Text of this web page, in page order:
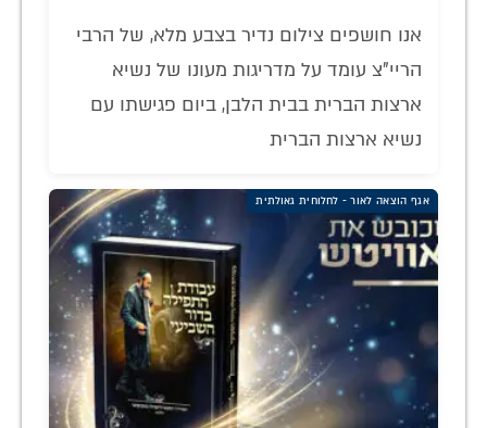
אנו חושפים צילום נדיר בצבע מלא, של הרבי
הריי"צ עומד על מדריגות מעונו של נשיא
ארצות הברית בבית הלבן, ביום פגישתו עם
נשיא ארצות הברית
אגף הוצאה לאור - לחלוחית גאולתית